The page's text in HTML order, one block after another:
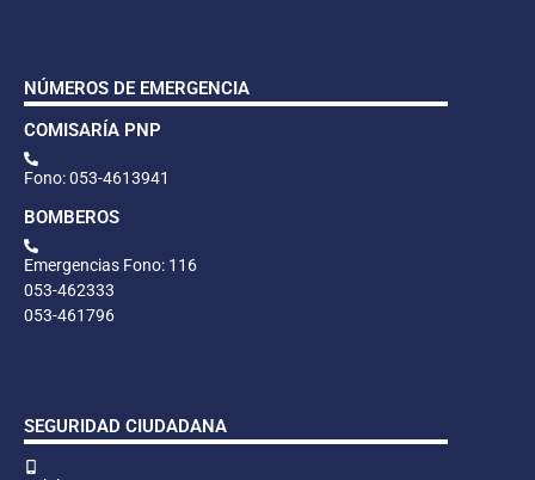
NÚMEROS DE EMERGENCIA
COMISARÍA PNP
Fono: 053-4613941
BOMBEROS
Emergencias Fono: 116
053-462333
053-461796
SEGURIDAD CIUDADANA